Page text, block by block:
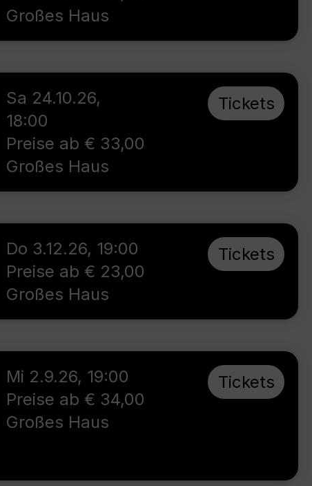
Großes Haus
Sa 24.10.26,
18:00
Preise ab € 33,00
Großes Haus
Tickets
Do 3.12.26, 19:00
Preise ab € 23,00
Großes Haus
Tickets
Mi 2.9.26, 19:00
Preise ab € 34,00
Großes Haus
Tickets